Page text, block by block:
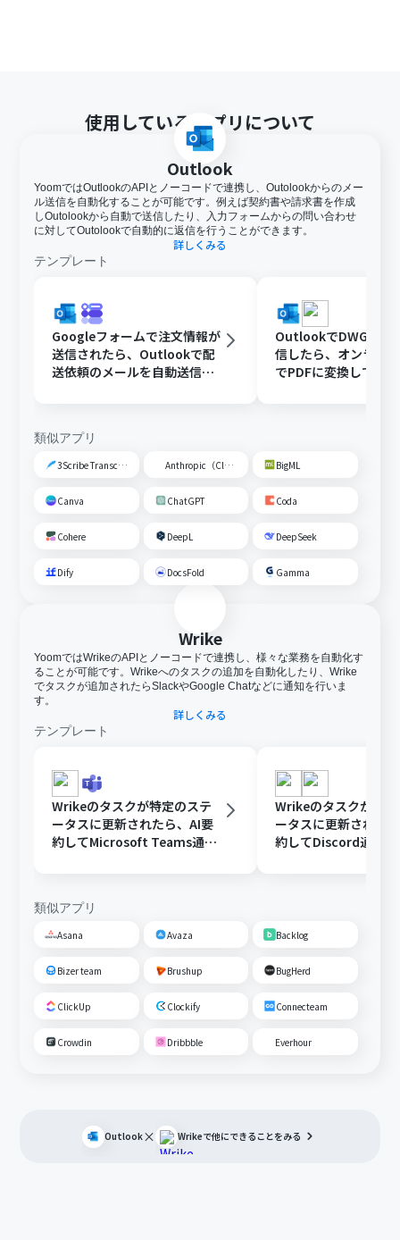
使用しているアプリについて
Outlook
YoomではOutlookのAPIとノーコードで連携し、Outolookからのメー
ル送信を自動化することが可能です。例えば契約書や請求書を作成
しOutolookから自動で送信したり、入力フォームからの問い合わせ
に対してOutolookで自動的に返信を行うことができます。
詳しくみる
テンプレート
Googleフォームで注文情報が
送信されたら、Outlookで配
送依頼のメールを自動送信す
OutlookでDWGファ
信したら、オンライ
でPDFに変換して
類似アプリ
3Scribe Transcription Anthropic（Claude） BigML
Canva ChatGPT Coda
Cohere DeepL DeepSeek
Dify DocsFold Gamma
Wrike
YoomではWrikeのAPIとノーコードで連携し、様々な業務を自動化す
ることが可能です。Wrikeへのタスクの追加を自動化したり、Wrike
でタスクが追加されたらSlackやGoogle Chatなどに通知を行いま
す。
詳しくみる
テンプレート
Wrikeのタスクが特定のステ
ータスに更新されたら、AI要
約してMicrosoft Teams通知
Wrikeのタスクが特
ータスに更新された
約してDiscord通知
類似アプリ
Asana Avaza Backlog
Bizer team Brushup BugHerd
ClickUp Clockify Connecteam
Crowdin Dribbble Everhour
Outlook× Wrikeで他にできることをみる